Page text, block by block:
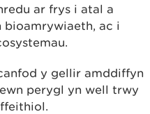
ar frys i atal a
ac i
y gellir amddiffyn
perygl yn well trwy